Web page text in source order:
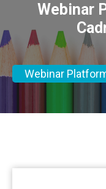
Webinar
Webinar